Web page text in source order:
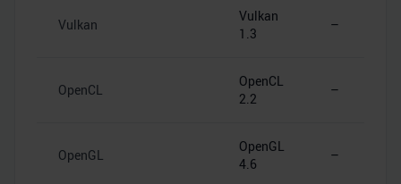
Vulkan
Vulkan
1.3
–
OpenCL
OpenCL
2.2
–
OpenGL
OpenGL
4.6
–